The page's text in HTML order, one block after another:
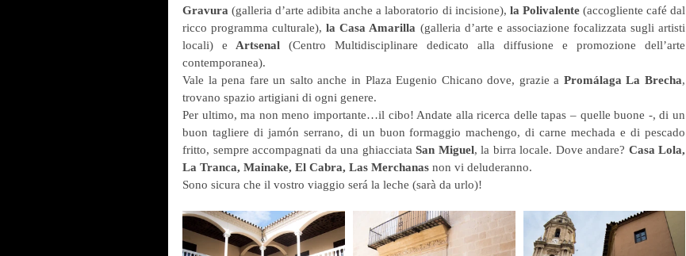
Gravura (galleria d’arte adibita anche a laboratorio di incisione), la Polivalente (accogliente café dal
ricco programma culturale), la Casa Amarilla (galleria d’arte e associazione focalizzata sugli artisti
locali) e Artsenal (Centro Multidisciplinare dedicato alla diffusione e promozione dell’arte
contemporanea).
Vale la pena fare un salto anche in Plaza Eugenio Chicano dove, grazie a Promálaga La Brecha,
trovano spazio artigiani di ogni genere.
Per ultimo, ma non meno importante…il cibo! Andate alla ricerca delle tapas – quelle buone -, di un
buon tagliere di jamón serrano, di un buon formaggio machengo, di carne mechada e di pescado
fritto, sempre accompagnati da una ghiacciata San Miguel, la birra locale. Dove andare? Casa Lola,
La Tranca, Mainake, El Cabra, Las Merchanas non vi deluderanno.
Sono sicura che il vostro viaggio será la leche (sarà da urlo)!